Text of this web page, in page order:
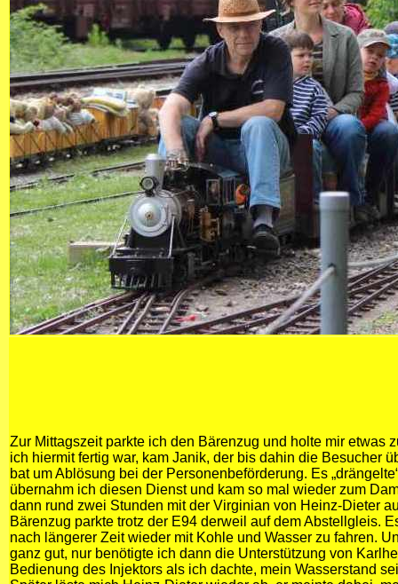
Zur Mittagszeit parkte ich den Bärenzug und holte mir etwas
ich hiermit fertig war, kam Janik, der bis dahin die Besucher
bat um Ablösung bei der Personenbeförderung. Es
übernahm ich diesen Dienst und kam so mal wieder zum
dann rund zwei Stunden mit der Virginian von Heinz-Dieter
Bärenzug parkte trotz der E94 derweil auf dem Abstellgleis.
nach längerer Zeit wieder mit Kohle und Wasser zu fahren.
ganz gut, nur benötigte ich dann die Unterstützung von
Bedienung des Injektors als ich dachte, mein Wasserstand